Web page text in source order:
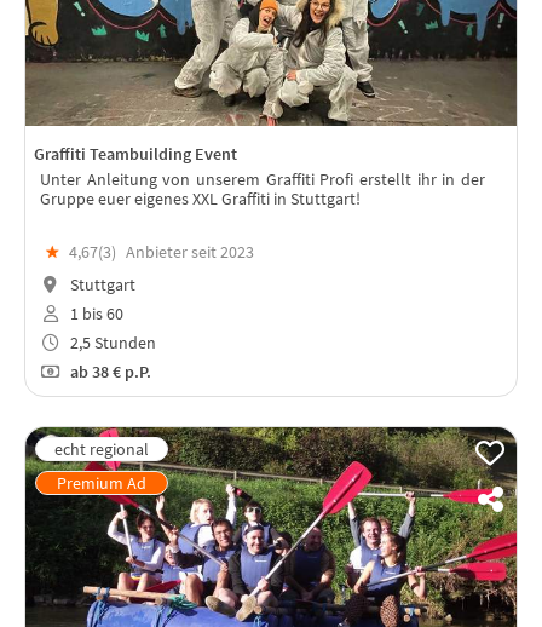
Graffiti Teambuilding Event
Unter Anleitung von unserem Graffiti Profi erstellt ihr in der
Gruppe euer eigenes XXL Graffiti in Stuttgart!
★ 4,67(3) Anbieter seit 2023
Stuttgart
1 bis 60
2,5 Stunden
ab38 € p.P.